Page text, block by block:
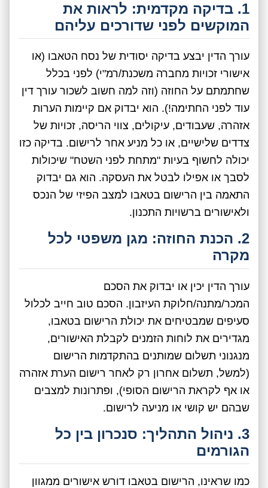
1. בדיקה מקדמית: לראות את
המוקשים לפני שדורכים עליהם
עורך הדין יבצע בדיקה יסודית של נסח הטאבו (או
אישורי זכויות מחברה משכנת/רמ"י) לפני בכלל
שחתמתם על החוזה (וזה למה חשוב לשכור עורך דין
עוד לפני החתימה!). הוא יבדוק אם קיימות הערות
אזהרה, שעבודים, עיקולים, צווי הריסה, זכויות של
צדדים שלישיים, או כל מניע אחר לרישום. בדיקה כזו
יכולה לחשוף בעיות "מתחת לפני השטח" שיכולות
לסבך או אפילו לבטל את העסקה. הוא גם יבדוק
התאמה בין הרישום בטאבו למצב הפיזי של הנכס
ולאישורים ברשויות התכנון.
2. הכנת החוזה: מגן משפטי לכל
מקרה
עורך הדין יכין או יבדוק את הסכם
המכר/מתנה/חלוקת העיזבון. הסכם טוב חייב לכלול
סעיפים שמבטיחים את יכולת הרישום בטאבו,
מגדירים את לוחות הזמנים לקבלת האישורים,
מנגנוני תשלום שמותנים בהתקדמות הרישום
(למשל, תשלום אחרון רק לאחר רישום הערת אזהרה
או אף לקראת הרישום הסופי), ופתרונות למצבים
שבהם יש קושי או מניעה לרישום.
3. ניהול התהליך: סנכרון בין כל
הגורמים
כמו שראינו, הרישום בטאבו דורש אישורים ממגוון